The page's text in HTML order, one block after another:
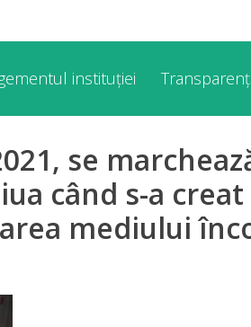
instituției
se
când s-a
mediului